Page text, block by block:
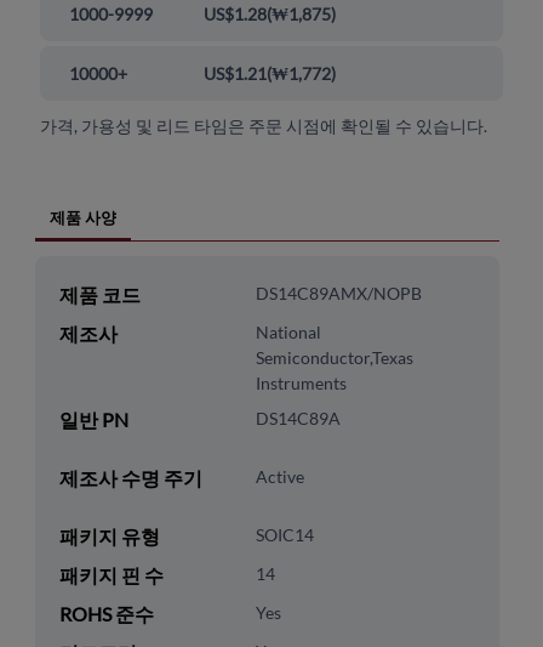
1000-9999 US$1.28(₩1,875)
10000+ US$1.21(₩1,772)
가격, 가용성 및 리드 타임은 주문 시점에 확인될 수 있습니다.
제품 사양
제품 코드 DS14C89AMX/NOPB
제조사
National
Semiconductor,Texas
Instruments
일반 PN DS14C89A
제조사 수명 주기 Active
패키지 유형 SOIC14
패키지 핀 수 14
ROHS 준수 Yes